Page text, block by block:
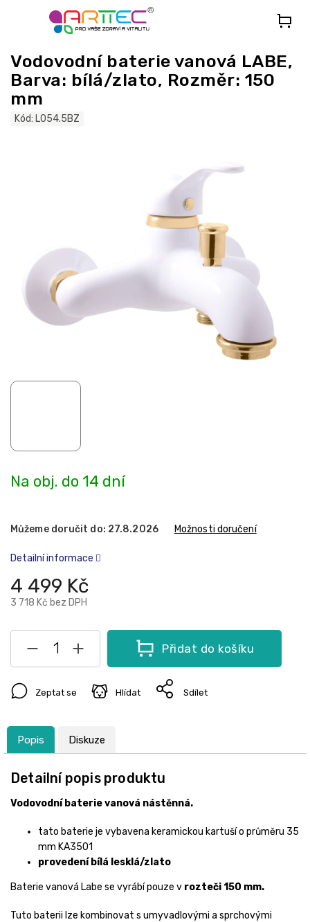
Vodovodní baterie vanová LABE,
Barva: bílá/zlato, Rozměr: 150
mm
Kód: L054.5BZ
4 499 Kč
3 718 Kč bez DPH
Na obj. do 14 dní
Můžeme doručit do: 27.8.2026 Možnosti doručení
Přidat do košíku
Detailní informace
Zeptat se Hlídat Sdílet
Popis Diskuze
Detailní popis produktu
Vodovodní baterie vanová nástěnná.
tato baterie je vybavena keramickou kartuší o průměru 35
mm KA3501
provedení bílá lesklá/zlato
Baterie vanová Labe se vyrábí pouze v rozteči 150 mm.
Tuto baterii lze kombinovat s umyvadlovými a sprchovými